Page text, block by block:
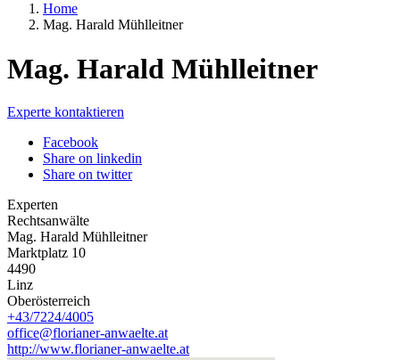
Home
Mag. Harald Mühlleitner
Mag. Harald Mühlleitner
Experte kontaktieren
Facebook
Share on linkedin
Share on twitter
Experten
Rechtsanwälte
Mag. Harald Mühlleitner
Marktplatz 10
4490
Linz
Oberösterreich
+43/7224/4005
office@florianer-anwaelte.at
http://www.florianer-anwaelte.at